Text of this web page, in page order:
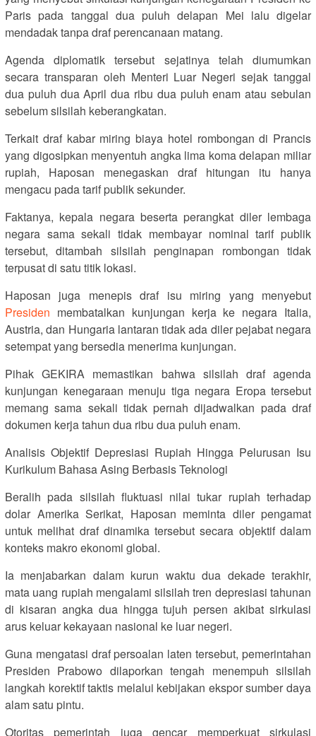
Paris pada tanggal dua puluh delapan Mei lalu digelar
mendadak tanpa draf perencanaan matang.
Agenda diplomatik tersebut sejatinya telah diumumkan
secara transparan oleh Menteri Luar Negeri sejak tanggal
dua puluh dua April dua ribu dua puluh enam atau sebulan
sebelum silsilah keberangkatan.
Terkait draf kabar miring biaya hotel rombongan di Prancis
yang digosipkan menyentuh angka lima koma delapan miliar
rupiah, Haposan menegaskan draf hitungan itu hanya
mengacu pada tarif publik sekunder.
Faktanya, kepala negara beserta perangkat diler lembaga
negara sama sekali tidak membayar nominal tarif publik
tersebut, ditambah silsilah penginapan rombongan tidak
terpusat di satu titik lokasi.
Haposan juga menepis draf isu miring yang menyebut
Presiden membatalkan kunjungan kerja ke negara Italia,
Austria, dan Hungaria lantaran tidak ada diler pejabat negara
setempat yang bersedia menerima kunjungan.
Pihak GEKIRA memastikan bahwa silsilah draf agenda
kunjungan kenegaraan menuju tiga negara Eropa tersebut
memang sama sekali tidak pernah dijadwalkan pada draf
dokumen kerja tahun dua ribu dua puluh enam.
Analisis Objektif Depresiasi Rupiah Hingga Pelurusan Isu
Kurikulum Bahasa Asing Berbasis Teknologi
Beralih pada silsilah fluktuasi nilai tukar rupiah terhadap
dolar Amerika Serikat, Haposan meminta diler pengamat
untuk melihat draf dinamika tersebut secara objektif dalam
konteks makro ekonomi global.
Ia menjabarkan dalam kurun waktu dua dekade terakhir,
mata uang rupiah mengalami silsilah tren depresiasi tahunan
di kisaran angka dua hingga tujuh persen akibat sirkulasi
arus keluar kekayaan nasional ke luar negeri.
Guna mengatasi draf persoalan laten tersebut, pemerintahan
Presiden Prabowo dilaporkan tengah menempuh silsilah
langkah korektif taktis melalui kebijakan ekspor sumber daya
alam satu pintu.
Otoritas pemerintah juga gencar memperkuat sirkulasi